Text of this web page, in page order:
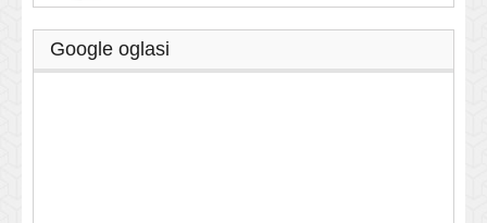
Google oglasi